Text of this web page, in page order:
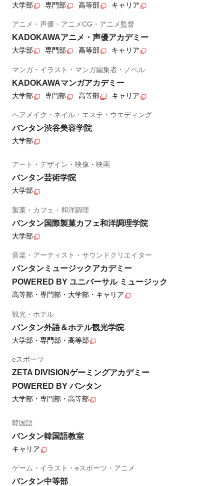
大学部 専門部 高等部 キャリア
アニメ・声優・アニメCG・アニメ監督
KADOKAWAアニメ・声優アカデミー
大学部 専門部 高等部 キャリア
マンガ・イラスト・マンガ編集者・ノベル
KADOKAWAマンガアカデミー
大学部 専門部 高等部 キャリア
ヘアメイク・ネイル・エステ・ウエディング
バンタン渋谷美容学院
大学部
アート・デザイン・映像・映画
バンタン芸術学院
大学部
製菓・カフェ・和洋調理
バンタン国際製菓カフェ和洋調理学院
大学部
音楽・アーティスト・サウンドクリエイター
バンタンミュージックアカデミー
POWERED BY ユニバーサル ミュージック
高等部・専門部・大学部・キャリア
観光・ホテル
バンタン外語＆ホテル観光学院
大学部・専門部・高等部
eスポーツ
ZETA DIVISIONゲーミングアカデミー
POWERED BY バンタン
大学部・専門部・高等部
韓国語
バンタン韓国語教室
キャリア
ゲーム・イラスト・eスポーツ・アニメ
バンタン中等部